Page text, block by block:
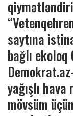
saytına
bağlı
yağışlı
mövsüm